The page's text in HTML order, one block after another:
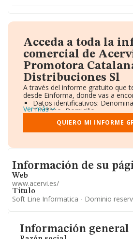
Información general
Acceda a toda la
comercial de
Promotora
Distribuciones Sl
A través del informe gratuito que
desde Einforma, donde vas a
Datos identificativos:
Teléfono, Domicilio.
Informe Mercantil Completo
Gráficos de Evolución Ventas y
Consejo de Administración y
Accionistas.
Artículos de prensa publicados
Información oficial y registral
Ver más
QUIERO MI INFORME
Informacion de su página web
Información de su
Web
www.acervi.es/
Titulo
Soft Line Informatica - Dominio